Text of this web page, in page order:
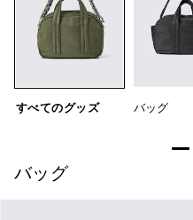
すべてのグッズ バッグ
バッグ